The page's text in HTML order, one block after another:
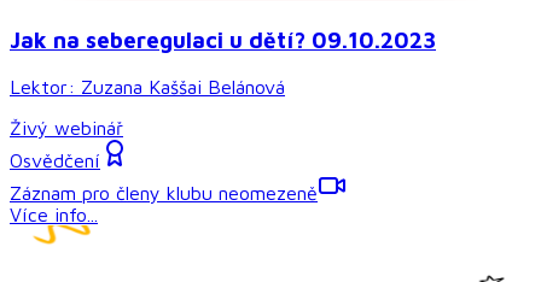
Jak na seberegulaci u dětí? 09.10.2023
Lektor: Zuzana Kaššai Belánová
Živý webinář
Osvědčení
Záznam pro členy klubu neomezeně
Více info...